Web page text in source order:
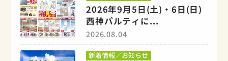
2026年9月5日(土)・6日(日)
西神パルティに...
2026.08.04
新着情報／お知らせ